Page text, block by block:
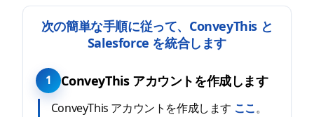
次の簡単な手順に従って、ConveyThis と
Salesforce を統合します
1 ConveyThis アカウントを作成します
ConveyThis アカウントを作成します ここ。